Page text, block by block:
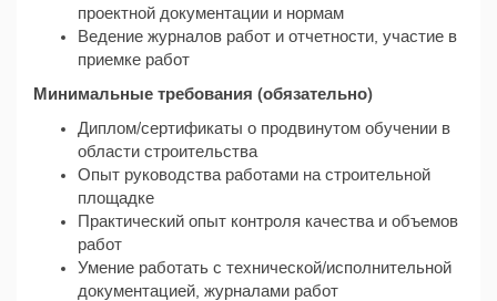
проектной документации и нормам
Ведение журналов работ и отчетности, участие в
приемке работ
Минимальные требования (обязательно)
Диплом/сертификаты о продвинутом обучении в
области строительства
Опыт руководства работами на строительной
площадке
Практический опыт контроля качества и объемов
работ
Умение работать с технической/исполнительной
документацией, журналами работ